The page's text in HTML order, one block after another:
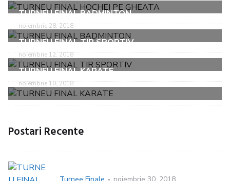
TURNEU FINAL BADMINTON
noiembrie 28, 2018
TURNEU FINAL TIR SPORTIV
noiembrie 12, 2018
TURNEU FINAL KARATE
noiembrie 10, 2018
Postari Recente